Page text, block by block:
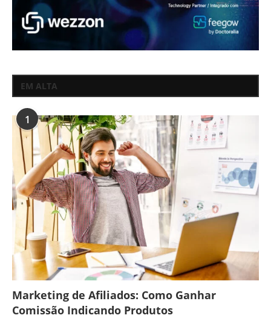
EM ALTA
1
Marketing de Afiliados: Como Ganhar
Comissão Indicando Produtos